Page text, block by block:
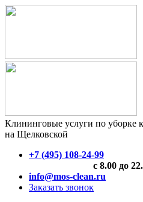
Клининговые услуги по уборке
на Щелковской
+7 (495) 108-24-99
с 8.00 до
info@mos-clean.ru
Заказать звонок